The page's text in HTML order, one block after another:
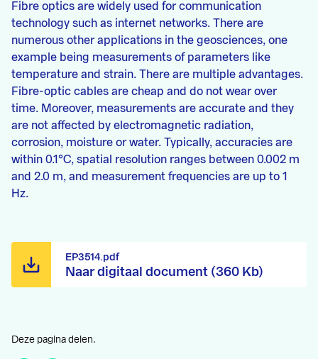
Fibre optics are widely used for communication
technology such as internet networks. There are
numerous other applications in the geosciences, one
example being measurements of parameters like
temperature and strain. There are multiple advantages.
Fibre-optic cables are cheap and do not wear over
time. Moreover, measurements are accurate and they
are not affected by electromagnetic radiation,
corrosion, moisture or water. Typically, accuracies are
within 0.1°C, spatial resolution ranges between 0.002 m
and 2.0 m, and measurement frequencies are up to 1
Hz.
Naar digitaal document (360 Kb)
EP3514.pdf
Deze pagina delen.